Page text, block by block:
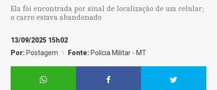
Ela foi encontrada por sinal de localização de um celular;
o carro estava abandonado
13/09/2025 15h02
Por: Postagem Fonte: Polícia Militar - MT